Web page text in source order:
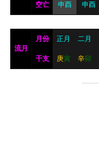
空亡 申酉 申酉
流月
月份 正月 二月
干支 庚寅 辛卯